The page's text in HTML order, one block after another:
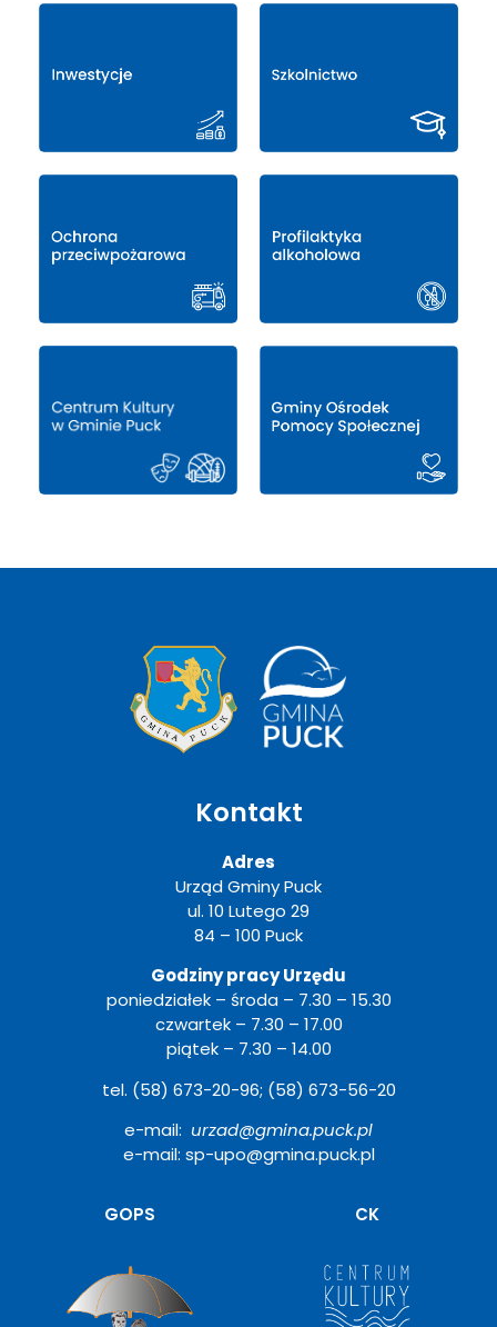
Kontakt
Adres
Urząd Gminy Puck
ul. 10 Lutego 29
84 – 100 Puck
Godziny pracy Urzędu
poniedziałek – środa – 7.30 – 15.30
czwartek – 7.30 – 17.00
piątek – 7.30 – 14.00
tel. (58) 673-20-96; (58) 673-56-20
e-mail: urzad@gmina.puck.pl
e-mail: sp-upo@gmina.puck.pl
GOPS CK